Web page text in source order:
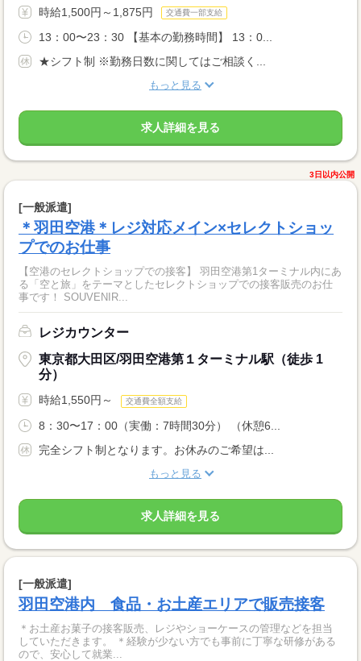
時給1,500円～1,875円 交通費一部支給
13：00〜23：30 【基本の勤務時間】 13：0...
★シフト制 ※勤務日数に関してはご相談く...
もっと見る
求人詳細を見る
3日以内公開
[一般派遣]
＊羽田空港＊レジ対応メイン×セレクトショッ
プでのお仕事
【空港のセレクトショップでの接客】 羽田空港第1ターミナル内にあ
る「空と旅」をテーマとしたセレクトショップでの接客販売のお仕
事です！ SOUVENIR...
レジカウンター
東京都大田区/羽田空港第１ターミナル駅（徒歩 1
分）
時給1,550円～ 交通費全額支給
8：30〜17：00（実働：7時間30分） （休憩6...
完全シフト制となります。お休みのご希望は...
もっと見る
求人詳細を見る
[一般派遣]
羽田空港内 食品・お土産エリアで販売接客
＊お土産お菓子の接客販売、レジやショーケースの管理などを担当
していただきます。 ＊経験が少ない方でも事前に丁寧な研修がある
ので、安心して就業...